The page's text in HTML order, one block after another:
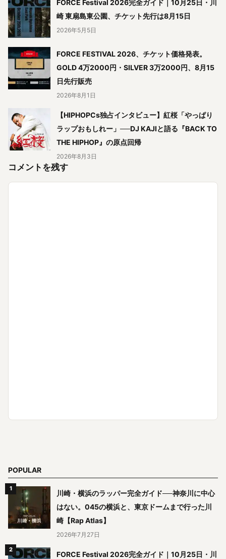
FORCE Festival 2026完全ガイド｜10月25日・川
崎 東扇島東公園、チケット先行は8月15日
2026年5月5日
FORCE FESTIVAL 2026、チケット価格発表。
GOLD 4万2000円・SILVER 3万2000円、8月15
日先行販売
2026年8月1日
【HIPHOPCs独占インタビュー】紅桜「やっぱり
ラップおもしれー」──DJ KAJIと語る『BACK TO
THE HIPHOP』の原点回帰
2026年8月3日
コメントを残す
POPULAR
川崎・横浜のラッパー完全ガイド──神奈川に中心
はない。045の横浜と、東京ドームまで行った川
崎【Rap Atlas】
2026年7月27日
FORCE Festival 2026完全ガイド｜10月25日・川